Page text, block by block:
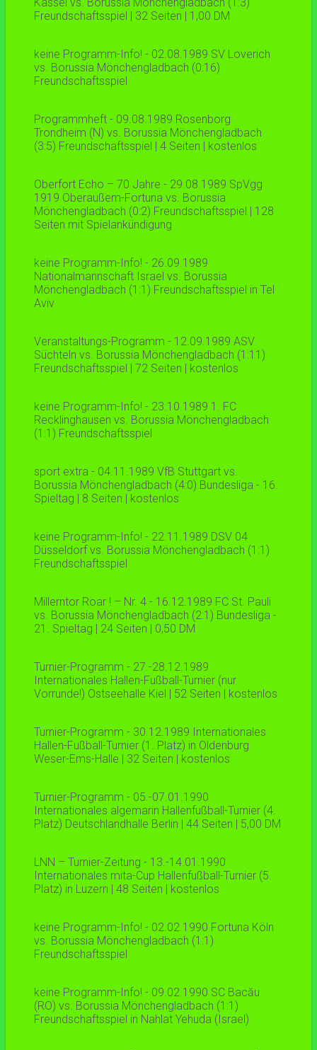
Kassel vs. Borussia Mönchengladbach (1:3)
Freundschaftsspiel | 32 Seiten | 1,00 DM
keine Programm-Info! - 02.08.1989 SV Loverich
vs. Borussia Mönchengladbach (0:16)
Freundschaftsspiel
Programmheft - 09.08.1989 Rosenborg
Trondheim (N) vs. Borussia Mönchengladbach
(3:5) Freundschaftsspiel | 4 Seiten | kostenlos
Oberfort Echo – 70 Jahre - 29.08.1989 SpVgg
1919 Oberaußem-Fortuna vs. Borussia
Mönchengladbach (0:2) Freundschaftsspiel | 128
Seiten mit Spielankündigung
keine Programm-Info! - 26.09.1989
Nationalmannschaft Israel vs. Borussia
Mönchengladbach (1:1) Freundschaftsspiel in Tel
Aviv
Veranstaltungs-Programm - 12.09.1989 ASV
Süchteln vs. Borussia Mönchengladbach (1:11)
Freundschaftsspiel | 72 Seiten | kostenlos
keine Programm-Info! - 23.10.1989 1. FC
Recklinghausen vs. Borussia Mönchengladbach
(1:1) Freundschaftsspiel
sport extra - 04.11.1989 VfB Stuttgart vs.
Borussia Mönchengladbach (4:0) Bundesliga - 16.
Spieltag | 8 Seiten | kostenlos
keine Programm-Info! - 22.11.1989 DSV 04
Düsseldorf vs. Borussia Mönchengladbach (1:1)
Freundschaftsspiel
Millerntor Roar ! – Nr. 4 - 16.12.1989 FC St. Pauli
vs. Borussia Mönchengladbach (2:1) Bundesliga -
21. Spieltag | 24 Seiten | 0,50 DM
Turnier-Programm - 27.-28.12.1989
Internationales Hallen-Fußball-Turnier (nur
Vorrunde!) Ostseehalle Kiel | 52 Seiten | kostenlos
Turnier-Programm - 30.12.1989 Internationales
Hallen-Fußball-Turnier (1. Platz) in Oldenburg
Weser-Ems-Halle | 32 Seiten | kostenlos
Turnier-Programm - 05.-07.01.1990
Internationales algemarin Hallenfußball-Turnier (4.
Platz) Deutschlandhalle Berlin | 44 Seiten | 5,00 DM
LNN – Turnier-Zeitung - 13.-14.01.1990
Internationales mita-Cup Hallenfußball-Turnier (5.
Platz) in Luzern | 48 Seiten | kostenlos
keine Programm-Info! - 02.02.1990 Fortuna Köln
vs. Borussia Mönchengladbach (1:1)
Freundschaftsspiel
keine Programm-Info! - 09.02.1990 SC Bacău
(RO) vs. Borussia Mönchengladbach (1:1)
Freundschaftsspiel in Nahlat Yehuda (Israel)